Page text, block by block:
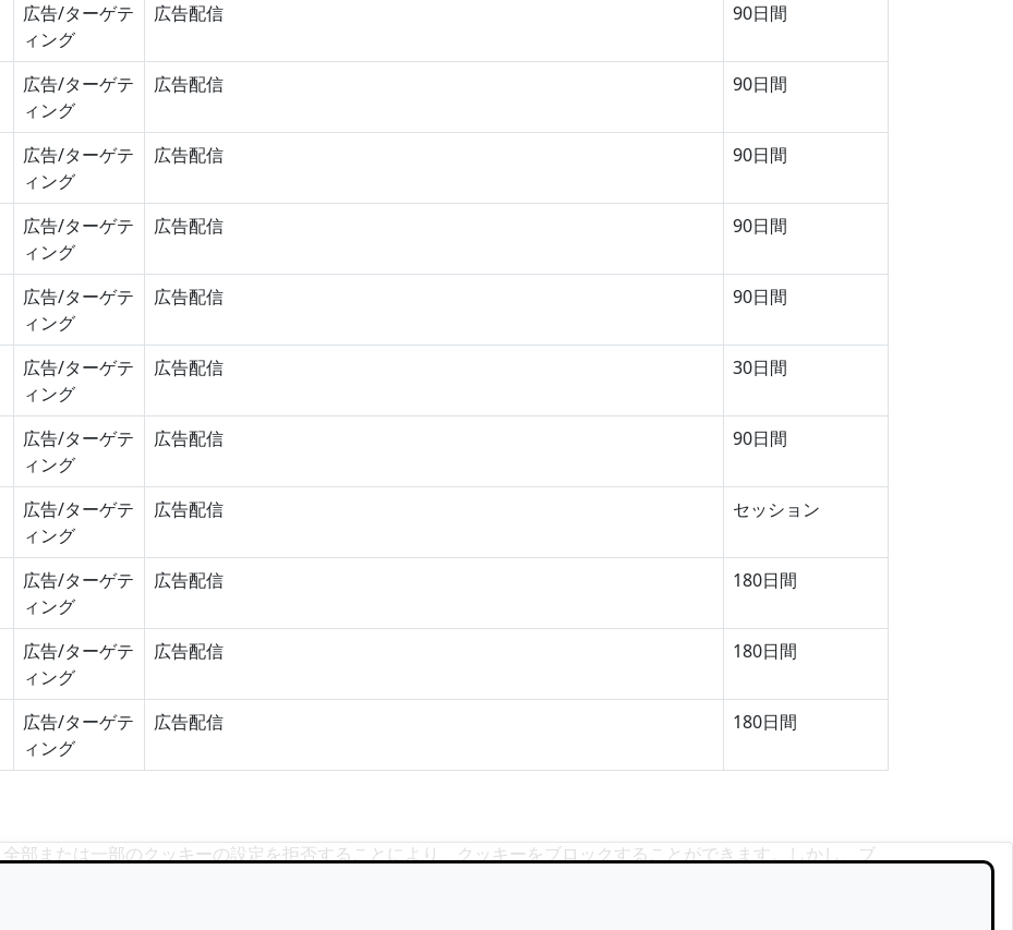
広告/ターゲテ
ィング
広告配信 90日間
広告/ターゲテ
ィング
広告配信 90日間
広告/ターゲテ
ィング
広告配信 90日間
広告/ターゲテ
ィング
広告配信 90日間
広告/ターゲテ
ィング
広告配信 90日間
広告/ターゲテ
ィング
広告配信 30日間
広告/ターゲテ
ィング
広告配信 90日間
広告/ターゲテ
ィング
広告配信 セッション
広告/ターゲテ
ィング
広告配信 180日間
広告/ターゲテ
ィング
広告配信 180日間
広告/ターゲテ
ィング
広告配信 180日間
部または一部のクッキーの設定を拒否することにより、クッキーをブロックすることができます。しかし、ブ
おけるGoogleアナリティクスによるトラッキングをオプトアウトするには、